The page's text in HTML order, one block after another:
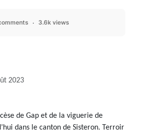
3.6k views
2023
de Gap et de la viguerie de
dans le canton de Sisteron. Terroir